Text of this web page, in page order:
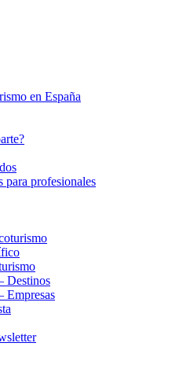
en España
para profesionales
Destinos
Empresas